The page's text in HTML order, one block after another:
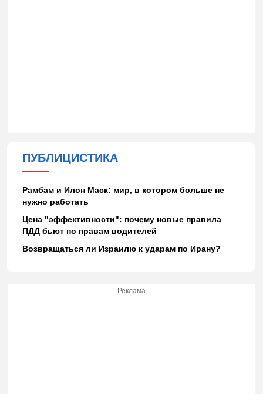
ПУБЛИЦИСТИКА
Рамбам и Илон Маск: мир, в котором больше не
нужно работать
Цена "эффективности": почему новые правила
ПДД бьют по правам водителей
Возвращаться ли Израилю к ударам по Ирану?
Реклама